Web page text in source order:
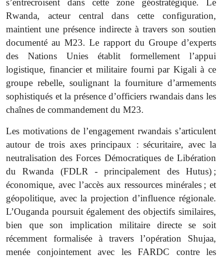
s’entrecroisent dans cette zone géostratégique. Le
Rwanda, acteur central dans cette configuration,
maintient une présence indirecte à travers son soutien
documenté au M23. Le rapport du Groupe d’experts
des Nations Unies établit formellement l’appui
logistique, financier et militaire fourni par Kigali à ce
groupe rebelle, soulignant la fourniture d’armements
sophistiqués et la présence d’officiers rwandais dans les
chaînes de commandement du M23.
Les motivations de l’engagement rwandais s’articulent
autour de trois axes principaux : sécuritaire, avec la
neutralisation des Forces Démocratiques de Libération
du Rwanda (FDLR - principalement des Hutus) ;
économique, avec l’accès aux ressources minérales ; et
géopolitique, avec la projection d’influence régionale.
L’Ouganda poursuit également des objectifs similaires,
bien que son implication militaire directe se soit
récemment formalisée à travers l’opération Shujaa,
menée conjointement avec les FARDC contre les